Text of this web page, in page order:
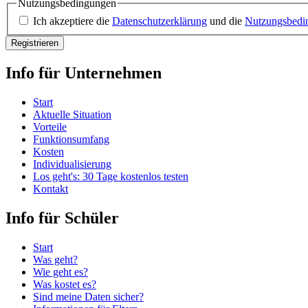
Nutzungsbedingungen
Ich akzeptiere die Datenschutzerklärung und die
Info für Unternehmen
Start
Aktuelle Situation
Vorteile
Funktionsumfang
Kosten
Individualisierung
Los geht's: 30 Tage kostenlos testen
Kontakt
Info für Schüler
Start
Was geht?
Wie geht es?
Was kostet es?
Sind meine Daten sicher?